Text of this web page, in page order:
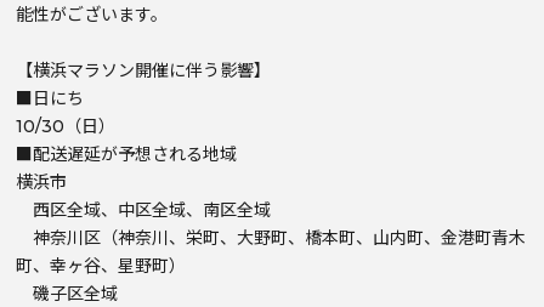
能性がございます。
【横浜マラソン開催に伴う影響】
■日にち
10/30（日）
■配送遅延が予想される地域
横浜市
西区全域、中区全域、南区全域
神奈川区（神奈川、栄町、大野町、橋本町、山内町、金港町青木
町、幸ヶ谷、星野町）
磯子区全域